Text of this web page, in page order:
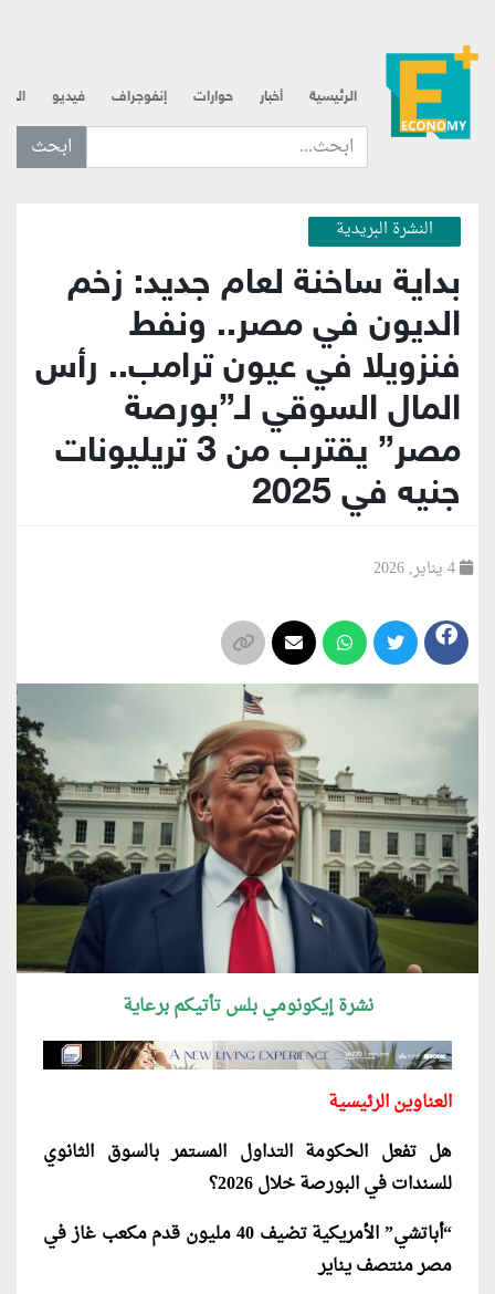
الرئيسية أخبار حوارات إنفوجراف فيديو
ابحث عن... :
النشرة البريدية
بداية ساخنة لعام جديد: زخم
الديون في مصر.. ونفط
فنزويلا في عيون ترامب.. رأس
المال السوقي لـ”بورصة
مصر” يقترب من 3 تريليونات
جنيه في 2025
نشرة إيكونومي بلس تأتيكم برعاية
العناوين الرئيسية
هل تفعل الحكومة التداول المستمر بالسوق الثانوي
للسندات في البورصة خلال 2026؟
“أباتشي” الأمريكية تضيف 40 مليون قدم مكعب غاز في
مصر منتصف يناير